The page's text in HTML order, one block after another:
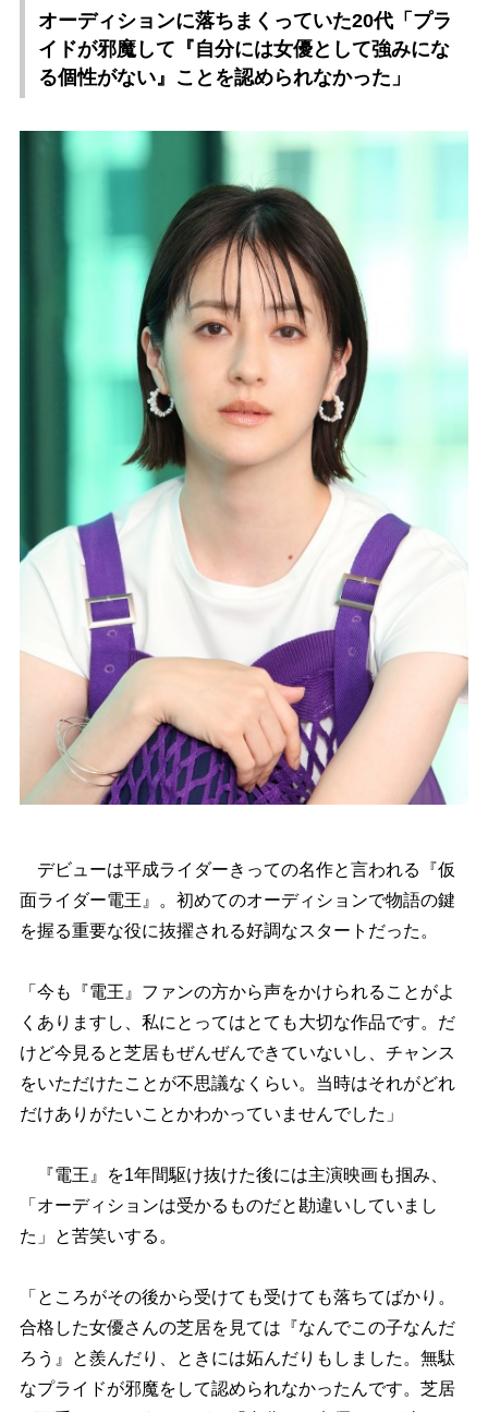
オーディションに落ちまくっていた20代「プラ
イドが邪魔して『自分には女優として強みにな
る個性がない』ことを認められなかった」
デビューは平成ライダーきっての名作と言われる『仮
面ライダー電王』。初めてのオーディションで物語の鍵
を握る重要な役に抜擢される好調なスタートだった。
「今も『電王』ファンの方から声をかけられることがよ
くありますし、私にとってはとても大切な作品です。だ
けど今見ると芝居もぜんぜんできていないし、チャンス
をいただけたことが不思議なくらい。当時はそれがどれ
だけありがたいことかわかっていませんでした」
『電王』を1年間駆け抜けた後には主演映画も掴み、
「オーディションは受かるものだと勘違いしていまし
た」と苦笑いする。
「ところがその後から受けても受けても落ちてばかり。
合格した女優さんの芝居を見ては『なんでこの子なんだ
ろう』と羨んだり、ときには妬んだりもしました。無駄
なプライドが邪魔をして認められなかったんです。芝居